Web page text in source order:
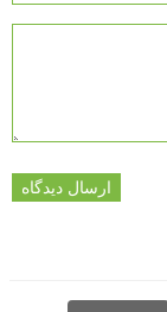
ارسال دیدگاه